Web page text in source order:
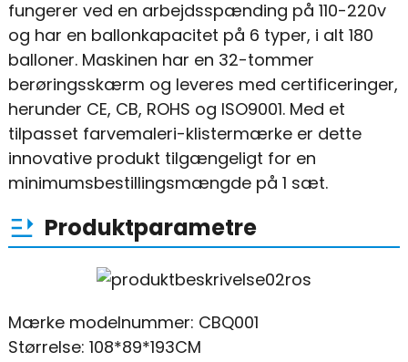
fungerer ved en arbejdsspænding på 110-220v
og har en ballonkapacitet på 6 typer, i alt 180
balloner. Maskinen har en 32-tommer
berøringsskærm og leveres med certificeringer,
herunder CE, CB, ROHS og ISO9001. Med et
tilpasset farvemaleri-klistermærke er dette
innovative produkt tilgængeligt for en
minimumsbestillingsmængde på 1 sæt.
Produktparametre
Mærke modelnummer: CBQ001
Størrelse: 108*89*193CM